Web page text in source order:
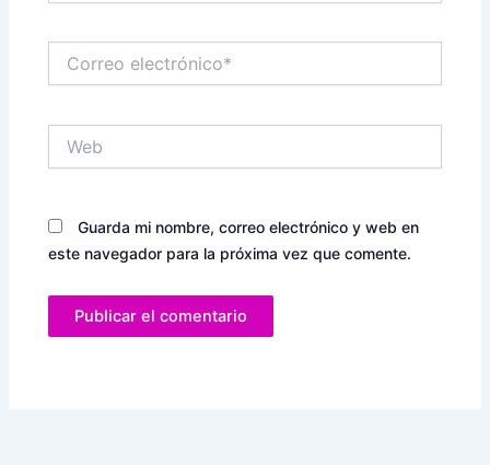
electrónico*
Guarda mi nombre, correo electrónico y web en
este navegador para la próxima vez que comente.